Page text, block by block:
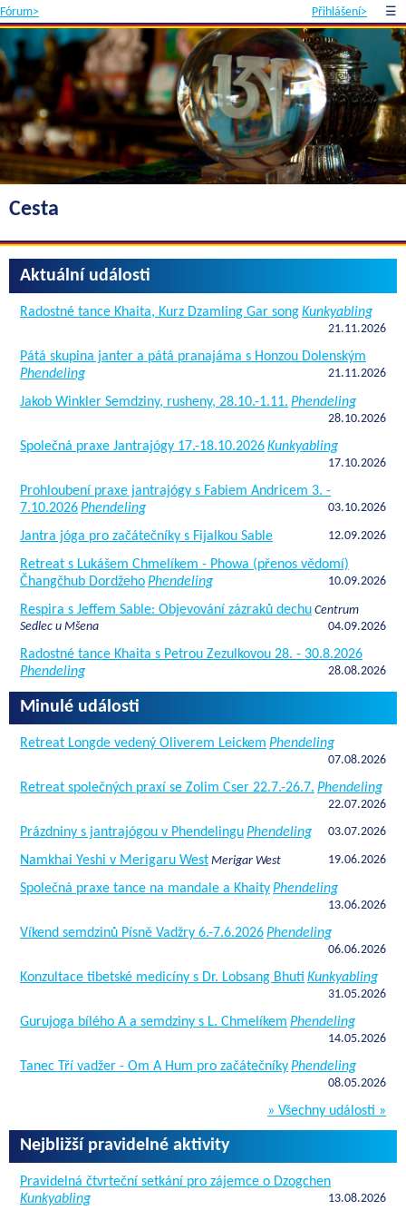
Fórum> Přihlášení> ☰
Cesta
Aktuální události
Radostné tance Khaita, Kurz Dzamling Gar songKunkyabling
21.11.2026
Pátá skupina janter a pátá pranajáma s Honzou Dolenským
Phendeling
21.11.2026
Jakob Winkler Semdziny, rusheny, 28.10.-1.11. Phendeling
28.10.2026
Společná praxe Jantrajógy 17.-18.10.2026Kunkyabling
17.10.2026
Prohloubení praxe jantrajógy s Fabiem Andricem 3. -
7.10.2026Phendeling 03.10.2026
Jantra jóga pro začátečníky s Fijalkou Sable 12.09.2026
Retreat s Lukášem Chmelíkem - Phowa (přenos vědomí)
Čhangčhub DordžehoPhendeling 10.09.2026
Respira s Jeffem Sable: Objevování zázraků dechu Centrum
Sedlec u Mšena
04.09.2026
Radostné tance Khaita s Petrou Zezulkovou 28. - 30.8.2026
Phendeling
28.08.2026
Minulé události
Retreat Longde vedený Oliverem Leickem Phendeling
07.08.2026
Retreat společných praxí se Zolim Cser 22.7.-26.7. Phendeling
22.07.2026
Prázdniny s jantrajógou v PhendelinguPhendeling 03.07.2026
Namkhai Yeshi v Merigaru West Merigar West 19.06.2026
Společná praxe tance na mandale a KhaityPhendeling
13.06.2026
Víkend semdzinů Písně Vadžry 6.-7.6.2026Phendeling
06.06.2026
Konzultace tibetské medicíny s Dr. Lobsang Bhuti Kunkyabling
31.05.2026
Gurujoga bílého A a semdziny s L. Chmelíkem Phendeling
14.05.2026
Tanec Tří vadžer - Om A Hum pro začátečníkyPhendeling
08.05.2026
» Všechny události »
Nejbližší pravidelné aktivity
Pravidelná čtvrteční setkání pro zájemce o Dzogchen
Kunkyabling
13.08.2026